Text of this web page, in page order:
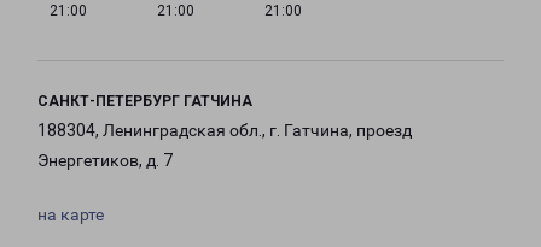
21:00
21:00
21:00
САНКТ-ПЕТЕРБУРГ ГАТЧИНА
188304, Ленинградская обл., г. Гатчина, проезд
Энергетиков, д. 7
на карте